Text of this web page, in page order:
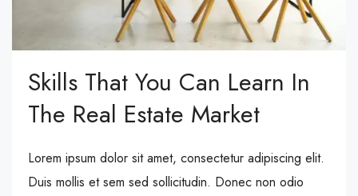
Skills That You Can Learn In
The Real Estate Market
Lorem ipsum dolor sit amet, consectetur adipiscing elit.
Duis mollis et sem sed sollicitudin. Donec non odio